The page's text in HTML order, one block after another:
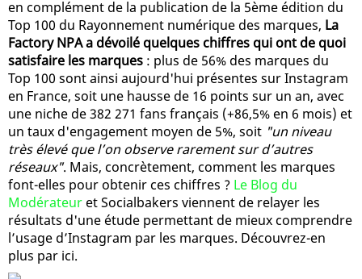
en complément de la publication de la 5ème édition du
Top 100 du Rayonnement numérique des marques, La
Factory NPA a dévoilé quelques chiffres qui ont de quoi
satisfaire les marques : plus de 56% des marques du
Top 100 sont ainsi aujourd'hui présentes sur Instagram
en France, soit une hausse de 16 points sur un an, avec
une niche de 382 271 fans français (+86,5% en 6 mois) et
un taux d'engagement moyen de 5%, soit "un niveau
très élevé que l’on observe rarement sur d’autres
réseaux". Mais, concrètement, comment les marques
font-elles pour obtenir ces chiffres ? Le Blog du
Modérateur et Socialbakers viennent de relayer les
résultats d'une étude permettant de mieux comprendre
l’usage d’Instagram par les marques. Découvrez-en
plus par ici.